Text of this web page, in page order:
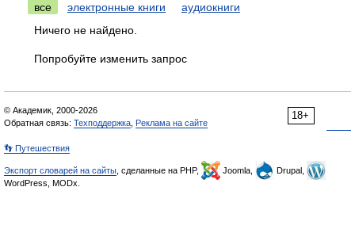
все
электронные книги
аудиокниги
Ничего не найдено.
Попробуйте изменить запрос
18+
© Академик, 2000-2026
Обратная связь: Техподдержка Реклама на сайте
👣 Путешествия
Экспорт словарей на сайты , сделанные на PHP, Joomla,
Drupal,
WordPress, MODx.